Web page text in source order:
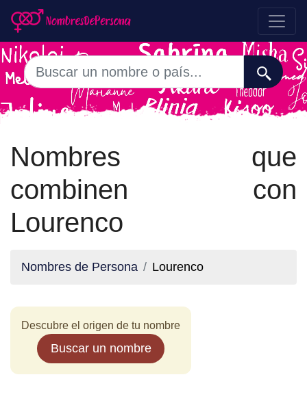
Nombres que
combinen con
Lourenco
Nombres de Persona Lourenco
Descubre el origen de tu nombre
Buscar un nombre